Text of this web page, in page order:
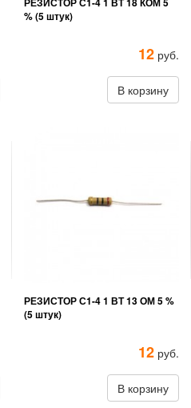
% (5 штук)
12 руб.
В корзину
РЕЗИСТОР С1-4 1 ВТ 13 ОМ 5 %
(5 штук)
12 руб.
В корзину